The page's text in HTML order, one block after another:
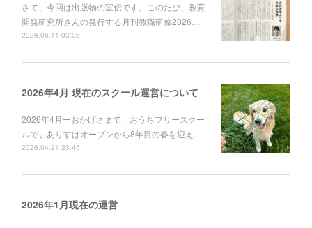
さて、今回は出版物の宣伝です。このたび、教育
開発研究所さんの発行する月刊教職研修2026…
2026.06.11 03:05
2026年4月 現在のスクール運営について
2026年4月ーおかげさまで、おうちフリースクー
ルでぃありすはオープンから8年目の春を迎え…
2026.04.21 23:45
2026年1月現在の運営